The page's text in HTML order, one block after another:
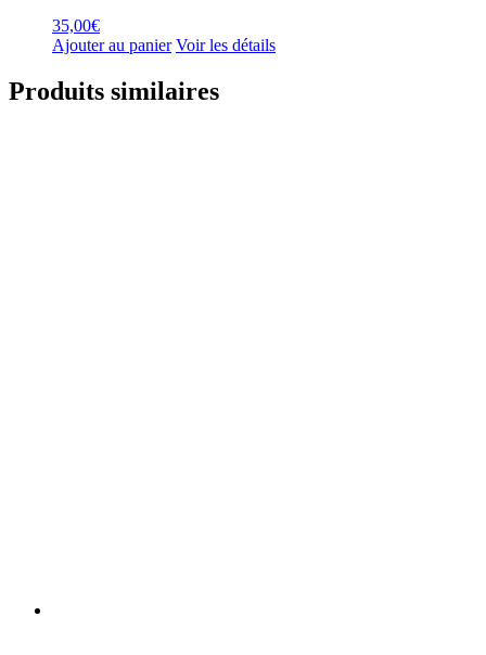
35,00€
Ajouter au panier Voir les détails
Produits similaires